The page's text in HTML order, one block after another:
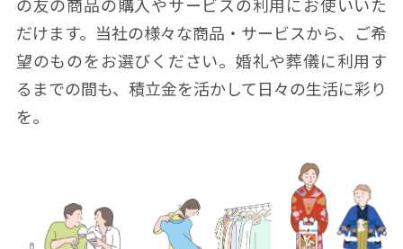
だけます。 当社の様々な商品・サービスから、ご希
望のものをお選びください。 婚礼や葬儀に利⽤す
るまでの間も、積⽴⾦を活かして⽇々の⽣活に彩り
を。